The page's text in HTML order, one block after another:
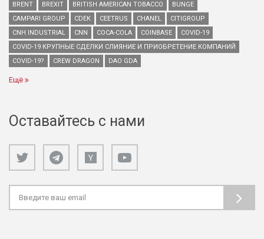
BRENT
BREXIT BRITISH AMERICAN TOBACCO
BUNGE
CAMPARI GROUP
CDEK CEETRUS CHANEL
CITIGROUP
CNH INDUSTRIAL
CNN COCA-COLA COINBASE
COVID-19
COVID-19 КРУПНЫЕ СДЕЛКИ СЛИЯНИЕ И ПРИОБРЕТЕНИЕ КОМПАНИЙ
COVID-19?
CREW DRAGON DAO GDA
Ещё
Оставайтесь с нами